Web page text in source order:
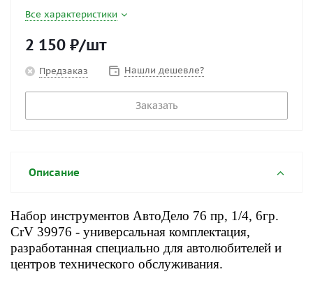
Все характеристики
2 150 ₽/шт
Предзаказ Нашли дешевле?
Заказать
Описание
Набор инструментов АвтоДело 76 пр, 1/4, 6гр.
CrV 39976 - универсальная комплектация,
разработанная специально для автолюбителей и
центров технического обслуживания.